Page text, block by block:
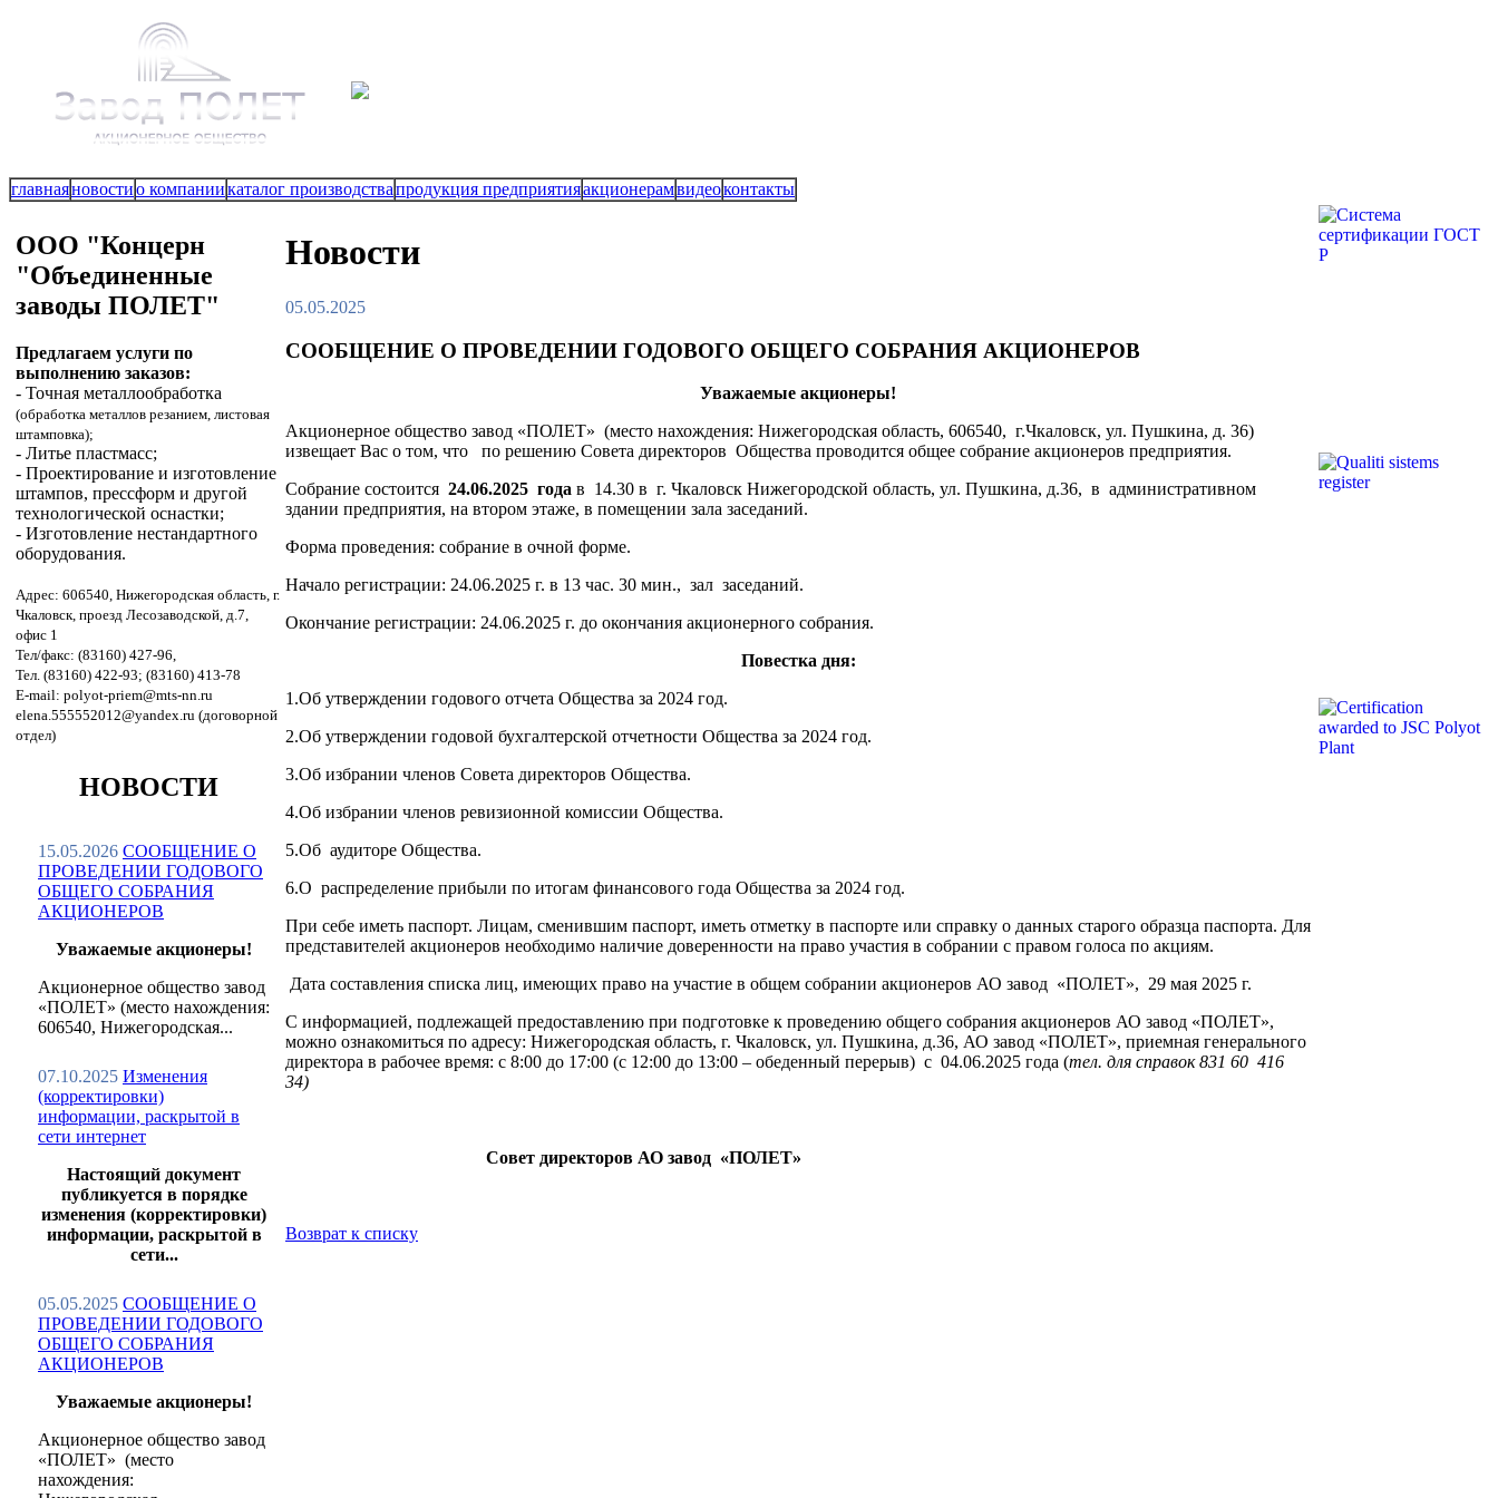
главнаяновостио компаниикаталог производствапродукция предприятияакционерамвидеоконтакты
ООО "Концерн
"Объединенные
заводы ПОЛЕТ"
Предлагаем услуги по
выполнению заказов:
- Точная металлообработка
(обработка металлов резанием, листовая
штамповка);
- Литье пластмасс;
- Проектирование и изготовление
штампов, прессформ и другой
технологической оснастки;
- Изготовление нестандартного
оборудования.
Адрес: 606540, Нижегородская область, г.
Чкаловск, проезд Лесозаводской, д.7,
офис 1
Тел/факс: (83160) 427-96,
Тел. (83160) 422-93; (83160) 413-78
E-mail: polyot-priem@mts-nn.ru
elena.555552012@yandex.ru (договорной
отдел)
НОВОСТИ
15.05.2026 СООБЩЕНИЕ О
ПРОВЕДЕНИИ ГОДОВОГО
ОБЩЕГО СОБРАНИЯ
АКЦИОНЕРОВ
Уважаемые акционеры!
Акционерное общество завод
«ПОЛЕТ» (место нахождения:
606540, Нижегородская...
07.10.2025 Изменения
(корректировки)
информации, раскрытой в
сети интернет
Настоящий документ
публикуется в порядке
изменения (корректировки)
информации, раскрытой в
сети...
05.05.2025 СООБЩЕНИЕ О
ПРОВЕДЕНИИ ГОДОВОГО
ОБЩЕГО СОБРАНИЯ
АКЦИОНЕРОВ
Уважаемые акционеры!
Акционерное общество завод
«ПОЛЕТ» (место
нахождения:
Новости
05.05.2025
СООБЩЕНИЕ О ПРОВЕДЕНИИ ГОДОВОГО ОБЩЕГО СОБРАНИЯ АКЦИОНЕРОВ
Уважаемые акционеры!
Акционерное общество завод «ПОЛЕТ» (место нахождения: Нижегородская область, 606540, г.Чкаловск, ул. Пушкина, д. 36)
извещает Вас о том, что по решению Совета директоров Общества проводится общее собрание акционеров предприятия.
Собрание состоится 24.06.2025 года в 14.30 в г. Чкаловск Нижегородской область, ул. Пушкина, д.36, в административном
здании предприятия, на втором этаже, в помещении зала заседаний.
Форма проведения: собрание в очной форме.
Начало регистрации: 24.06.2025 г. в 13 час. 30 мин., зал заседаний.
Окончание регистрации: 24.06.2025 г. до окончания акционерного собрания.
Повестка дня:
1.Об утверждении годового отчета Общества за 2024 год.
2.Об утверждении годовой бухгалтерской отчетности Общества за 2024 год.
3.Об избрании членов Совета директоров Общества.
4.Об избрании членов ревизионной комиссии Общества.
5.Об аудиторе Общества.
6.О распределение прибыли по итогам финансового года Общества за 2024 год.
При себе иметь паспорт. Лицам, сменившим паспорт, иметь отметку в паспорте или справку о данных старого образца паспорта. Для
представителей акционеров необходимо наличие доверенности на право участия в собрании с правом голоса по акциям.
Дата составления списка лиц, имеющих право на участие в общем собрании акционеров АО завод «ПОЛЕТ», 29 мая 2025 г.
С информацией, подлежащей предоставлению при подготовке к проведению общего собрания акционеров АО завод «ПОЛЕТ»,
можно ознакомиться по адресу: Нижегородская область, г. Чкаловск, ул. Пушкина, д.36, АО завод «ПОЛЕТ», приемная генерального
директора в рабочее время: с 8:00 до 17:00 (с 12:00 до 13:00 – обеденный перерыв) с 04.06.2025 года (тел. для справок 831 60 416
34)
Совет директоров АО завод «ПОЛЕТ»
Возврат к списку